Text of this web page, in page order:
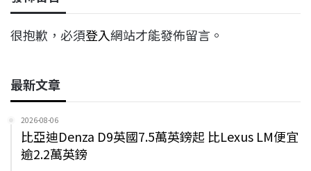
很抱歉，必須登入網站才能發佈留言。
最新文章
2026-08-06
比亞迪Denza D9英國7.5萬英鎊起 比Lexus LM便宜
逾2.2萬英鎊